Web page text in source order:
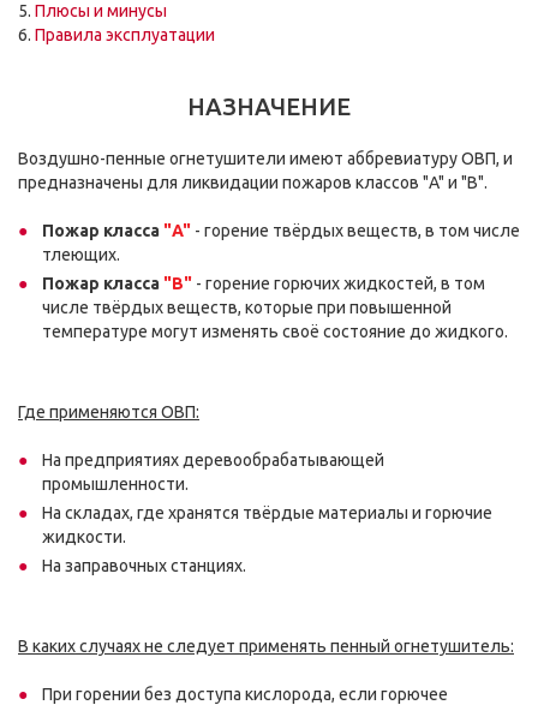
5. Плюсы и минусы
6. Правила эксплуатации
НАЗНАЧЕНИЕ
Воздушно-пенные огнетушители имеют аббревиатуру ОВП, и
предназначены для ликвидации пожаров классов "A" и "B".
Пожар класса "A" - горение твёрдых веществ, в том числе
тлеющих.
Пожар класса "B" - горение горючих жидкостей, в том
числе твёрдых веществ, которые при повышенной
температуре могут изменять своё состояние до жидкого.
Где применяются ОВП:
На предприятиях деревообрабатывающей
промышленности.
На складах, где хранятся твёрдые материалы и горючие
жидкости.
На заправочных станциях.
В каких случаях не следует применять пенный огнетушитель:
При горении без доступа кислорода, если горючее